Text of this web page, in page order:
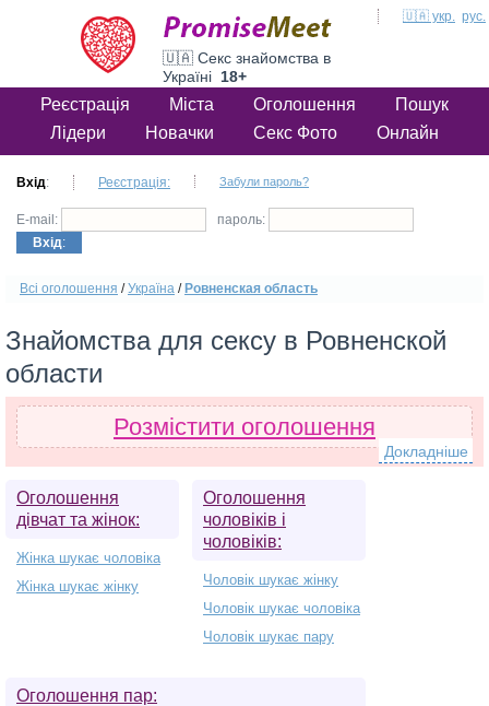
🇺🇦 Секс знайомства в
Україні 18+
Реєстрація Міста Оголошення
Пошук
Лідери
Новачки Секс Фото Онлайн
Вхід: Реєстрація: Забули пароль?
E-mail:
пароль:
Вхід:
🇺🇦 укр. рус.
Всі оголошення /Україна / Ровненская область
Знайомства для сексу в Ровненской
области
Розмістити оголошення
Докладніше
Оголошення
дівчат та жінок:
Жінка шукає чоловіка
Жінка шукає жінку
Оголошення
чоловіків і
чоловіків:
Чоловік шукає жінку
Чоловік шукає чоловіка
Чоловік шукає пару
Оголошення пар: